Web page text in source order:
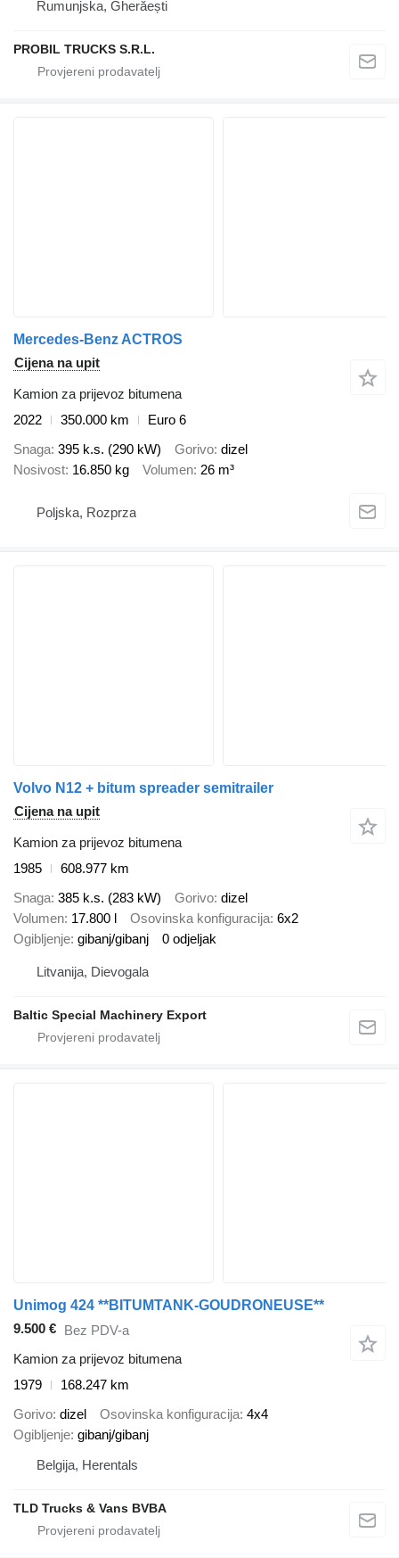
Rumunjska, Gherăești
PROBIL TRUCKS S.R.L.
Mercedes-Benz ACTROS
Cijena na upit
Kamion za prijevoz bitumena
2022
350.000 km
Euro 6
Snaga 395 k.s. (290 kW) Gorivo dizel
Nosivost 16.850 kg Volumen 26 m³
Poljska, Rozprza
Volvo N12 + bitum spreader semitrailer
Cijena na upit
Kamion za prijevoz bitumena
1985
608.977 km
Snaga 385 k.s. (283 kW) Gorivo dizel
Volumen 17.800 l Osovinska konfiguracija 6x2
Ogibljenje gibanj/gibanj 0 odjeljak
Litvanija, Dievogala
Baltic Special Machinery Export
Unimog 424 **BITUMTANK-GOUDRONEUSE**
9.500 € Bez PDV-a
Kamion za prijevoz bitumena
1979
168.247 km
Gorivo dizel Osovinska konfiguracija 4x4
Ogibljenje gibanj/gibanj
Belgija, Herentals
TLD Trucks & Vans BVBA